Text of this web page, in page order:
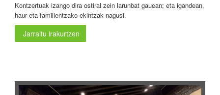
Kontzertuak izango dira ostiral zein larunbat gauean; eta igandean,
haur eta familientzako ekintzak nagusi.
Jarraitu irakurtzen